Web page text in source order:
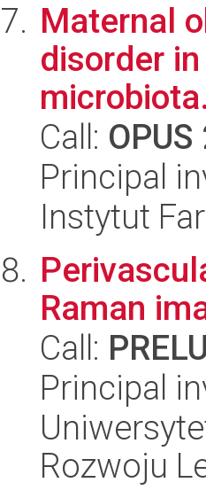
Maternal
disorder
Call: OPUS
Principal
Instytut
Raman
Call:
Principal
Rozwoju